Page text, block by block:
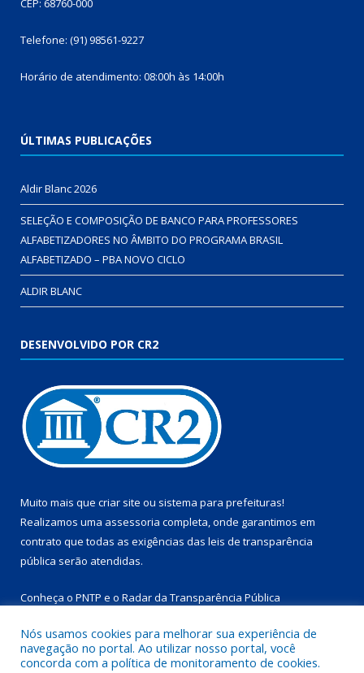
CEP: 68760-000
Telefone: (91) 98561-9227
Horário de atendimento: 08:00h às 14:00h
ÚLTIMAS PUBLICAÇÕES
Aldir Blanc 2026
SELEÇÃO E COMPOSIÇÃO DE BANCO PARA PROFESSORES
ALFABETIZADORES NO ÂMBITO DO PROGRAMA BRASIL
ALFABETIZADO – PBA NOVO CICLO
ALDIR BLANC
DESENVOLVIDO POR CR2
Muito mais que criar site ou sistema para prefeituras!
Realizamos uma assessoria completa, onde garantimos em
contrato que todas as exigências das leis de transparência
pública serão atendidas.
Conheça o PNTP e o Radar da Transparência Pública
Nós usamos cookies para melhorar sua experiência de
navegação no portal. Ao utilizar nosso portal, você
concorda com a política de monitoramento de cookies.